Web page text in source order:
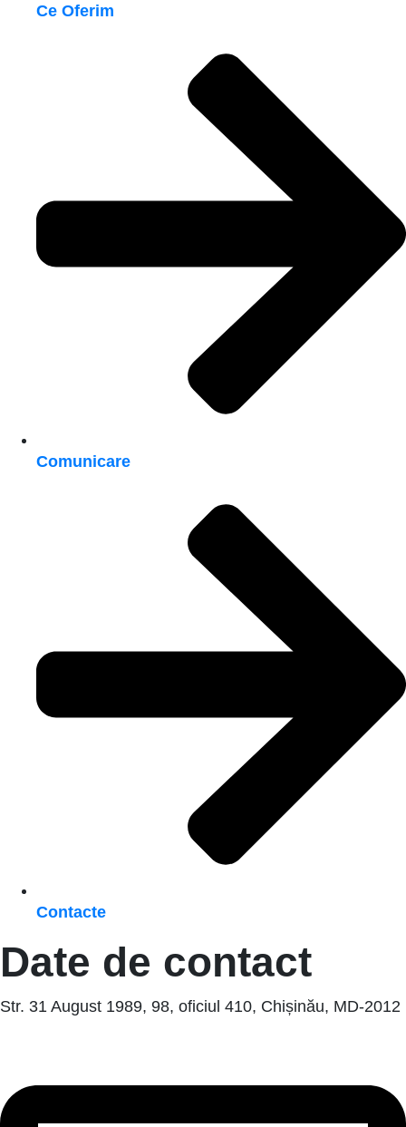
Ce Oferim
Comunicare
Contacte
Date de contact
Str. 31 August 1989, 98, oficiul 410, Chișinău, MD-2012